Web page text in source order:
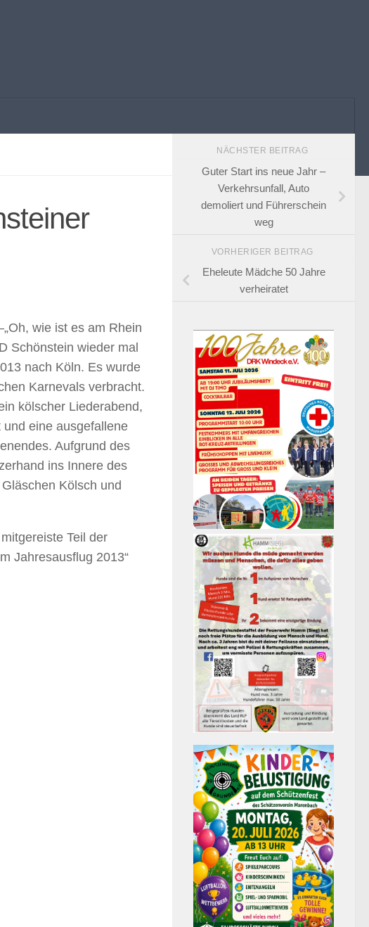
„Oh, wie ist es am Rhein
Schönstein wieder mal
nach Köln. Es wurde
Karnevals verbracht.
kölscher Liederabend,
eine ausgefallene
Aufgrund des
ins Innere des
Kölsch und
Teil der
Jahresausflug 2013“
NÄCHSTER BEITRAG
Guter Start ins neue Jahr –
Verkehrsunfall, Auto
demoliert und Führerschein
weg
VORHERIGER BEITRAG
Eheleute Mädche 50 Jahre
verheiratet